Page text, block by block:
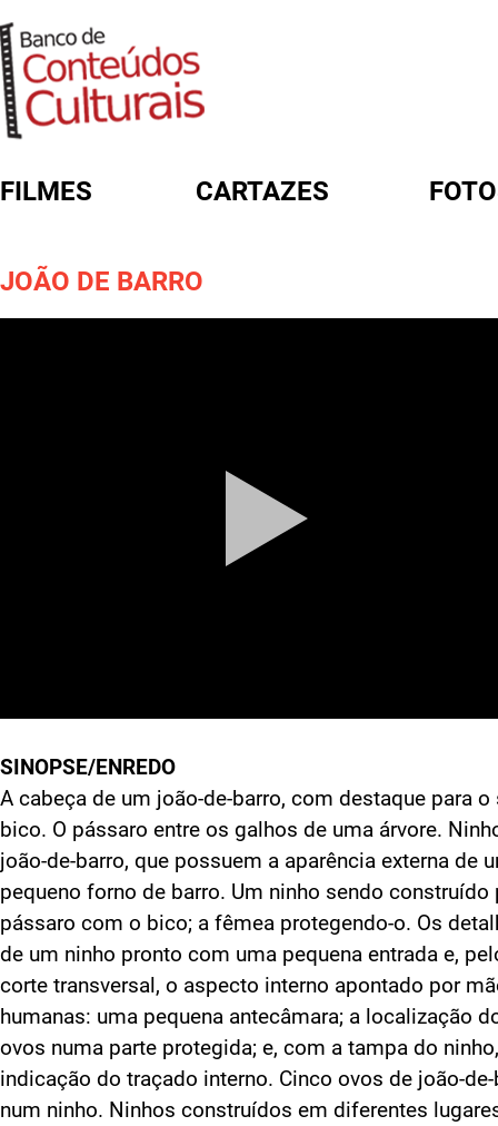
FILMES CARTAZES
JOÃO DE BARRO
SINOPSE/ENREDO
A cabeça de um joão-de-barro, com destaque para o
bico. O pássaro entre os galhos de uma árvore.
joão-de-barro, que possuem a aparência externa de
pequeno forno de barro. Um ninho sendo construído
pássaro com o bico; a fêmea protegendo-o. Os
de um ninho pronto com uma pequena entrada e,
corte transversal, o aspecto interno apontado por
humanas: uma pequena antecâmara; a localização
ovos numa parte protegida; e, com a tampa do
indicação do traçado interno. Cinco ovos de joão-
num ninho. Ninhos construídos em diferentes